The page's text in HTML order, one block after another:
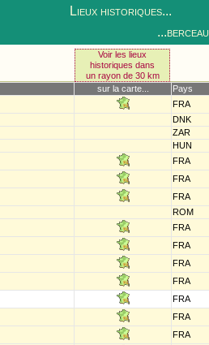
Lieux historiques...
Voir les lieux
historiques dans
un rayon de 30 km
sur la carte... Pays
FRA
DNK
ZAR
HUN
FRA
FRA
FRA
ROM
FRA
FRA
FRA
FRA
FRA
FRA
FRA